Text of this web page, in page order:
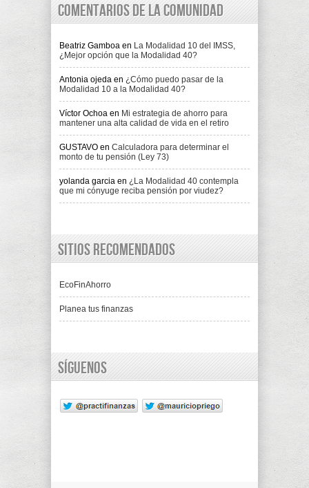
Comentarios de la comunidad
Beatriz Gamboa en La Modalidad 10 del IMSS,
¿Mejor opción que la Modalidad 40?
Antonia ojeda en ¿Cómo puedo pasar de la
Modalidad 10 a la Modalidad 40?
Víctor Ochoa en Mi estrategia de ahorro para
mantener una alta calidad de vida en el retiro
GUSTAVO en Calculadora para determinar el
monto de tu pensión (Ley 73)
yolanda garcia en ¿La Modalidad 40 contempla
que mi cónyuge reciba pensión por viudez?
Sitios recomendados
EcoFinAhorro
Planea tus finanzas
Síguenos